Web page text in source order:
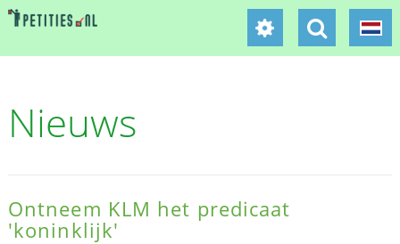
Nieuws
Ontneem KLM het predicaat
'koninklijk'